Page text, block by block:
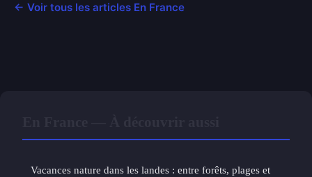
← Voir tous les articles En France
Vacances nature dans les landes : entre forêts, plages et